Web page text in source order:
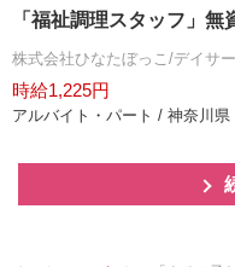
「福祉調理スタッフ」
株式会社ひなたぼっこ/デイサ
時給1,225円
アルバイト・パート / 神奈川県